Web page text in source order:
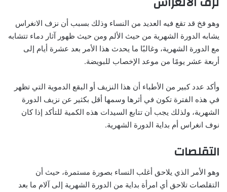
وهو فخ قد تقع فيه العديد من النساء وذلك بسبب أن نزف الانغراس
يشابه الدورة الشهرية من حيث الألم ومن حيث ظهور آثار دماء تتشابه
مع الدورة الشهرية، وغالبًا ما يحدث هذا الأمر بعد عشرة أيام إلى
أربعة عشر يومًا من موعد الإخصاب للبويضة.
وأكد عدد كبير من الأطباء أن هذا النزيف أو البقع الدموية التي تظهر
في هذه الفترة تكون في أثرها وسمها أقل بكثير عن نزيف الدورة
الشهرية، ولذلك يجب أن تتابع السيدات هذه الكمية للتأكد إذا كان
نوف انغراس أم بداية الدورة الشهرية.
التقلصات
وهو الأمر الذي يلاحق أغلب النساء بصورة مستمرة، حيث أن
التقلصات تلاحق أي امرأة بداية من الدورة الشهرية إلى آلام ما بعد